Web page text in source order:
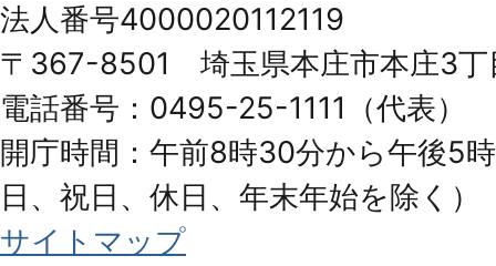
Honjo
City
法人番号4000020112119
〒367-8501 埼玉県本庄市本庄3丁
電話番号：0495-25-1111（代表）
開庁時間：午前8時30分から午後5
日、祝日、休日、年末年始を除く）
サイトマップ